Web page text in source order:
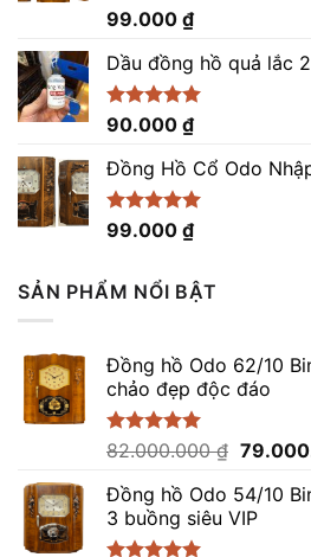
Được xếp
5.00
5 sao
99.000 ₫
Dầu đồng hồ quả lắc
Được xếp
5.00
5 sao
90.000 ₫
Đồng Hồ Cổ Odo
Được xếp
4.96
99.000 ₫
SẢN PHẨM NỔI BẬT
Đồng hồ Odo 62/10
chảo đẹp độc đáo
Được xếp
5 sao
82.000.000₫ Giá
là:
Đồng hồ Odo 54/10
3 buồng siêu VIP